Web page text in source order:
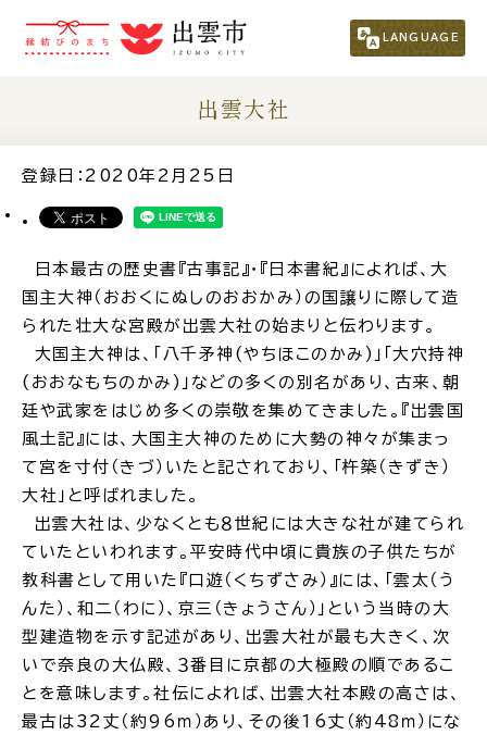
LANGUAGE
市民の方 （くらし・行政・議会）
観光される方
移住・定住をお考えの方
外国人の方へ
新着情報一覧
ふるさと納税
場面から探す
妊娠・出産 子育て
出雲大社
登録日：2020年2月25日
日本最古の歴史書『古事記』・『日本書紀』によれば、大
国主大神（おおくにぬしのおおかみ）の国譲りに際して造
られた壮大な宮殿が出雲大社の始まりと伝わります。
大国主大神は、「八千矛神(やちほこのかみ)」「大穴持神
(おおなもちのかみ)」などの多くの別名があり、古来、朝
廷や武家をはじめ多くの崇敬を集めてきました。『出雲国
風土記』には、大国主大神のために大勢の神々が集まっ
て宮を寸付（きづ）いたと記されており、「杵築（きずき）
大社」と呼ばれました。
出雲大社は、少なくとも８世紀には大きな社が建てられ
ていたといわれます。平安時代中頃に貴族の子供たちが
教科書として用いた『口遊（くちずさみ）』には、「雲太（う
んた）、和二（わに）、京三（きょうさん）」という当時の大
型建造物を示す記述があり、出雲大社が最も大きく、次
いで奈良の大仏殿、３番目に京都の大極殿の順であるこ
とを意味します。社伝によれば、出雲大社本殿の高さは、
最古は32丈（約96ｍ）あり、その後16丈（約48ｍ）にな